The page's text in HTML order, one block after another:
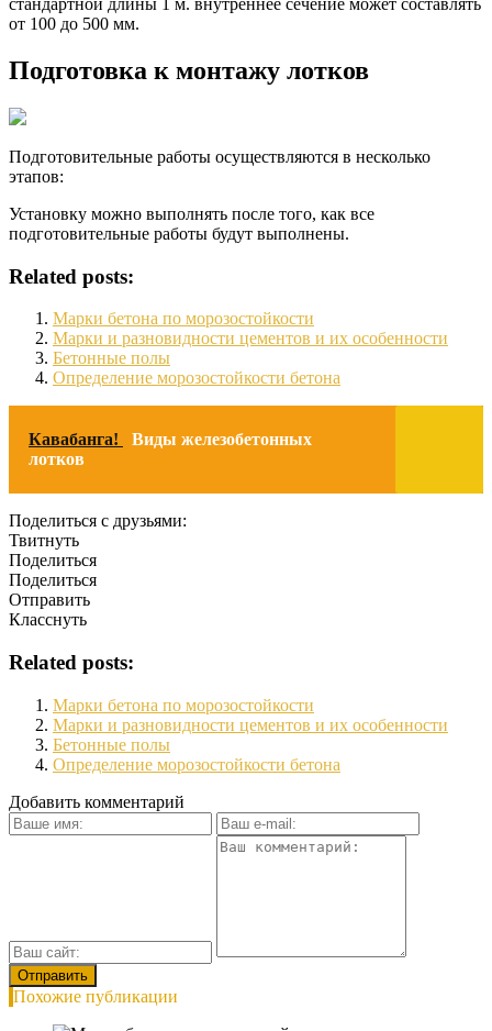
стандартной длины 1 м. внутреннее сечение может составлять
от 100 до 500 мм.
Подготовка к монтажу лотков
Подготовительные работы осуществляются в несколько
этапов:
Установку можно выполнять после того, как все
подготовительные работы будут выполнены.
Related posts:
Марки бетона по морозостойкости
Марки и разновидности цементов и их особенности
Бетонные полы
Определение морозостойкости бетона
Кавабанга!
Виды железобетонных
лотков
Поделиться с друзьями:
Твитнуть
Поделиться
Поделиться
Отправить
Класснуть
Related posts:
Марки бетона по морозостойкости
Марки и разновидности цементов и их особенности
Бетонные полы
Определение морозостойкости бетона
Добавить комментарий
Похожие публикации